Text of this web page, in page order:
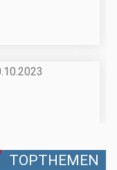
TOPTHEMEN